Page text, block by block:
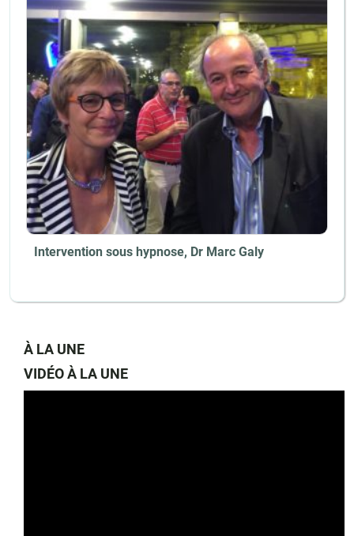
Intervention sous hypnose, Dr Marc Galy
À LA UNE
VIDÉO À LA UNE